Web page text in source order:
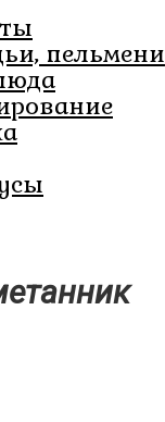
пельмени